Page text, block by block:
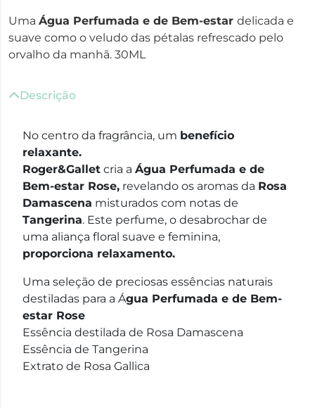
Uma Água Perfumada e de Bem-estar delicada e
suave como o veludo das pétalas refrescado pelo
orvalho da manhã. 30ML
Descrição
No centro da fragrância, um benefício
relaxante.
Roger&Gallet cria a Água Perfumada e de
Bem-estar Rose, revelando os aromas da Rosa
Damascena misturados com notas de
Tangerina. Este perfume, o desabrochar de
uma aliança floral suave e feminina,
proporciona relaxamento.
Uma seleção de preciosas essências naturais
destiladas para a Água Perfumada e de Bem-
estar Rose
Essência destilada de Rosa Damascena
Essência de Tangerina
Extrato de Rosa Gallica